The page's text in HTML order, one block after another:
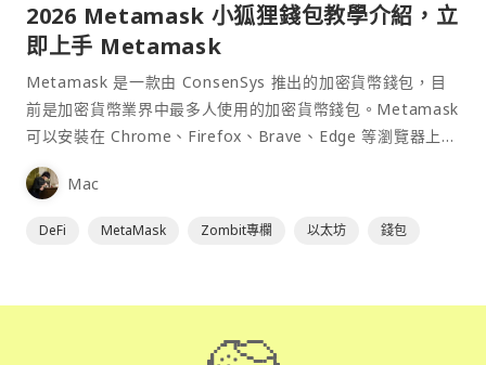
2026 Metamask 小狐狸錢包教學介紹，立
即上手 Metamask
Metamask 是一款由 ConsenSys 推出的加密貨幣錢包，目
前是加密貨幣業界中最多人使用的加密貨幣錢包。Metamask
可以安裝在 Chrome、Firefox、Brave、Edge 等瀏覽器上作
為插件使用，具備許多功能且使用上非常方便。
Mac
DeFi MetaMask Zombit專欄 以太坊 錢包